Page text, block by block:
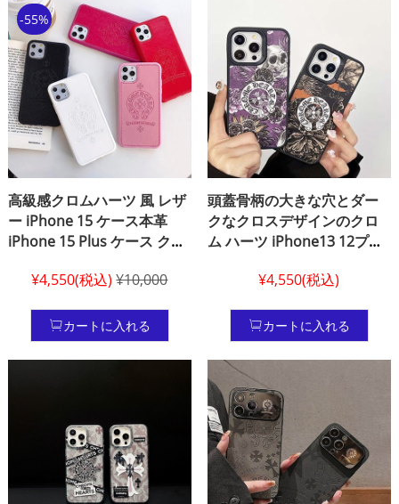
-55%
高級感クロムハーツ 風 レザ
ー iPhone 15 ケース本革
iPhone 15 Plus ケース クロ
型 iPhone 14 Pro ケース
ハーツ ケース 衝突防止
iPhone 15 pro max ケース
Chrome Hearts 風 レディー
¥4,550(税込)¥10,000
カートに入れる
頭蓋骨柄の大きな穴とダー
クなクロスデザインのクロ
ム ハーツ iPhone13 12プラ
女兼用 個性IPhone ケース
ン 15プロ 16プラス カバー
iphone 16 カバーchrome
hearts クロームハーツ シリ
コン iphone 16プラス カバ
ーchrome he
¥4,550(税込)
カートに入れる